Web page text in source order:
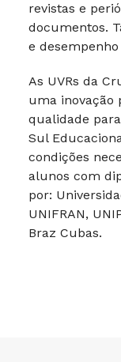
revistas e
documentos.
e
As UVRs da
uma inovação
qualidade
Sul
condições
alunos com
por:
UNIFRAN,
Braz Cubas.